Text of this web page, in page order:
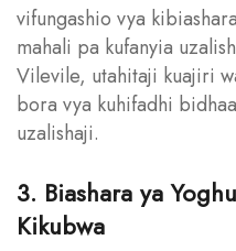
vifungashio vya
mahali pa kufanyia
Vilevile, utahitaji kuajiri
bora vya kuhifadhi
uzalishaji.
3. Biashara ya
Kikubwa